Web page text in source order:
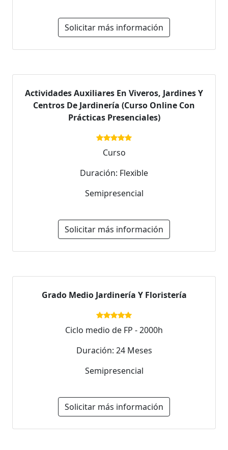
Solicitar más información
Actividades Auxiliares En Viveros, Jardines Y
Centros De Jardinería (Curso Online Con
Prácticas Presenciales)
Curso
Duración: Flexible
Semipresencial
Solicitar más información
Grado Medio Jardinería Y Floristería
Ciclo medio de FP - 2000h
Duración: 24 Meses
Semipresencial
Solicitar más información